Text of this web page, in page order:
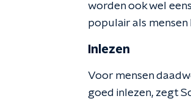
worden ook wel
populair als mensen
Inlezen
Voor mensen
goed inlezen, zegt